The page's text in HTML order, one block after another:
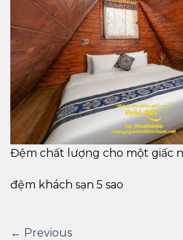
Đệm chất lượng cho một giấc
đệm khách sạn 5 sao
← Previous